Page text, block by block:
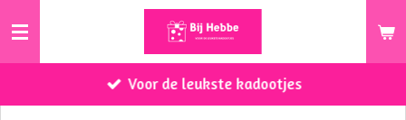
Ga
de
Voor de leukste kadootjes